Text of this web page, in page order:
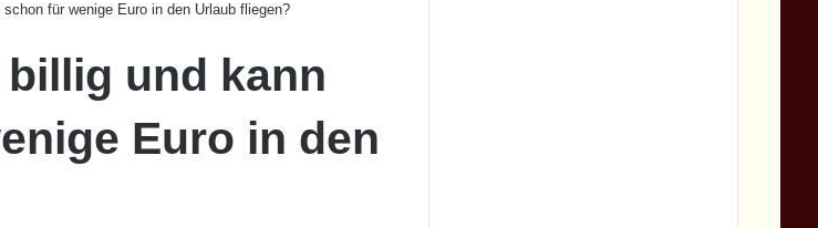
für wenige Euro in den Urlaub fliegen?
und kann
Euro in den